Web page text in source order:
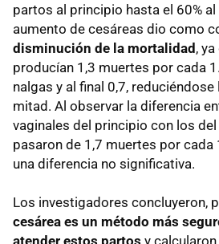
partos al principio hasta el 60%
aumento de cesáreas dio como
disminución de la mortalidad,
producían 1,3 muertes por cada
nalgas y al final 0,7,
mitad. Al observar la diferencia
vaginales del principio con los
pasaron de 1,7 muertes por cada
una diferencia no significativa.
Los investigadores concluyeron,
cesárea es un método más
atender estos partos y